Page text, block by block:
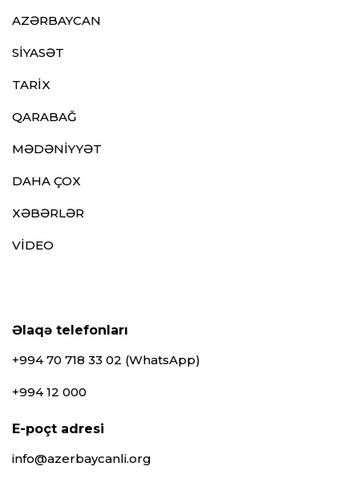
AZƏRBAYCAN
SİYASƏT
TARİX
QARABAĞ
MƏDƏNİYYƏT
DAHA ÇOX
XƏBƏRLƏR
VİDEO
Əlaqə telefonları
+994 70 718 33 02 (WhatsApp)
+994 12 000
E-poçt adresi
info@azerbaycanli.org